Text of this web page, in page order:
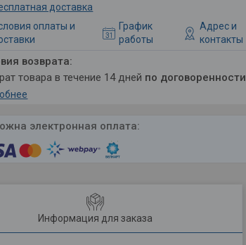
доставка
оплаты и
График
работы
Адрес и
контакты
товара в течение 14 дней по договоренности
Информация для заказа